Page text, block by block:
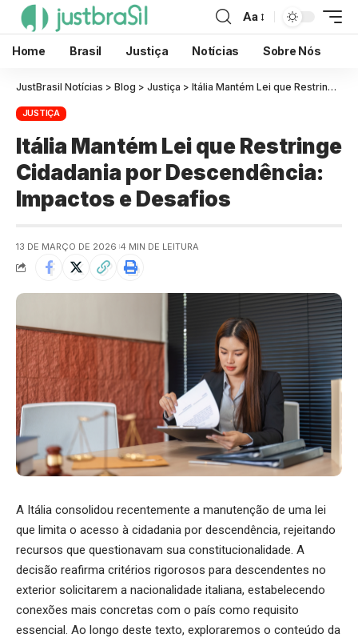
Aa
Home Brasil Justiça Notícias Sobre Nós
JustBrasil Notícias > Blog > Justiça > Itália Mantém Lei que Restringe Cidadania por Descendência: Impactos e Desafios
JUSTIÇA
Itália Mantém Lei que Restringe
Cidadania por Descendência:
Impactos e Desafios
13 DE MARÇO DE 2026 4 MIN DE LEITURA
A Itália consolidou recentemente a manutenção de uma lei
que limita o acesso à cidadania por descendência, rejeitando
recursos que questionavam sua constitucionalidade. A
decisão reafirma critérios rigorosos para descendentes no
exterior solicitarem a nacionalidade italiana, estabelecendo
conexões mais concretas com o país como requisito
essencial. Ao longo deste texto, exploraremos o conteúdo da